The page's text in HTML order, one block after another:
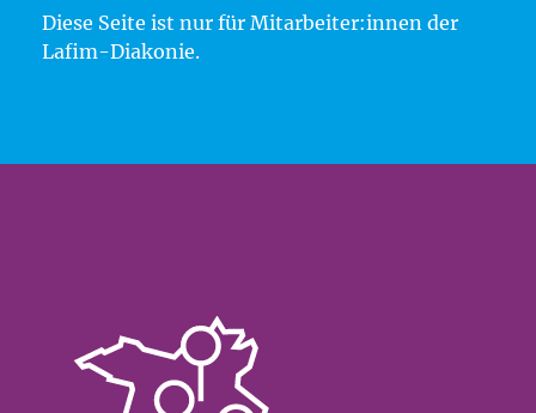
Diese Seite ist nur für Mitarbeiter:innen der
Lafim-Diakonie.